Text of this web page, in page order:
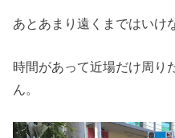
あとあまり遠くまではいけ
時間があって近場だけ周り
ん。